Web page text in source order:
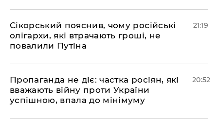
​Сікорський пояснив, чому російські
олігархи, які втрачають гроші, не
повалили Путіна
21:19
​Пропаганда не діє: частка росіян, які
вважають війну проти України
успішною, впала до мінімуму
20:52